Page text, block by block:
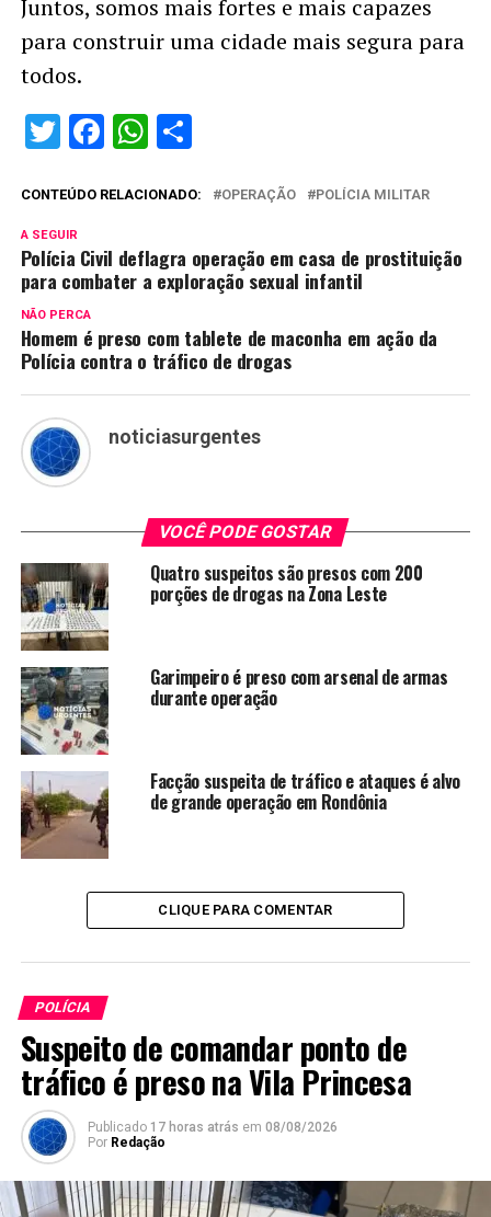
Juntos, somos mais fortes e mais capazes
para construir uma cidade mais segura para
todos.
Twitter
Facebook
WhatsApp
Share
CONTEÚDO RELACIONADO: OPERAÇÃO POLÍCIA MILITAR
A SEGUIR
Polícia Civil deflagra operação em casa de prostituição
para combater a exploração sexual infantil
NÃO PERCA
Homem é preso com tablete de maconha em ação da
Polícia contra o tráfico de drogas
noticiasurgentes
VOCÊ PODE GOSTAR
Quatro suspeitos são presos com 200
porções de drogas na Zona Leste
Garimpeiro é preso com arsenal de armas
durante operação
Facção suspeita de tráfico e ataques é alvo
de grande operação em Rondônia
CLIQUE PARA COMENTAR
POLÍCIA
Suspeito de comandar ponto de
tráfico é preso na Vila Princesa
Publicado 17 horas atrás em 08/08/2026
Por Redação